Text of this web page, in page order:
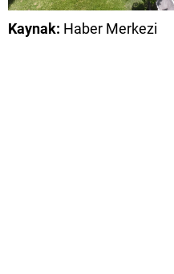
Kaynak: Haber Merkezi